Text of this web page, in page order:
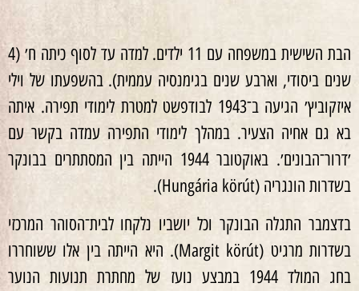
הבת השישית במשפחה עם 11 ילדים. למדה עד לסוף כיתה ח׳ (4
שנים ביסודי, וארבע שנים בגימנסיה עממית). בהשפעתו של וילי
איזקוביץ׳ הגיעה ב־1943 לבודפשט למטרת לימודי תפירה. איתה
בא גם אחיה הצעיר. במהלך לימודי התפירה עמדה בקשר עם
׳דרור־הבונים׳. באוקטובר 1944 הייתה בין המסתתרים בבונקר
בשדרות הונגריה (Hungária körút).
בדצמבר התגלה הבונקר וכל יושביו נלקחו לבית־הסוהר המרכזי
בשדרות מרגיט (Margit körút). היא הייתה בין אלו ששוחררו
בחג המולד 1944 במבצע נועז של מחתרת תנועות הנוער